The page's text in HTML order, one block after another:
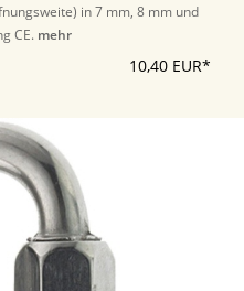
in 7 mm, 8 mm und
CE. mehr
10,40 EUR*